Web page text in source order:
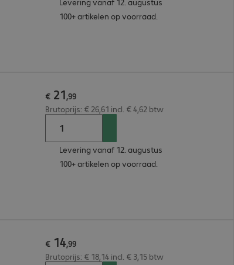
100+ artikelen op voorraad.
€ 21,99
Brutoprijs: € 26,61 incl. € 4,62 btw
Levering vanaf 12. augustus
100+ artikelen op voorraad.
€ 14,99
Brutoprijs: € 18,14 incl. € 3,15 btw